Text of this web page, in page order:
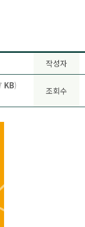
작성자
KB)
조회수